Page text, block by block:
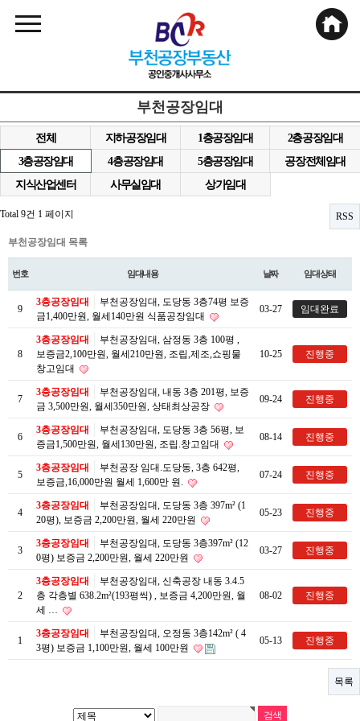
부천공장임대
전체 지하공장임대 1층공장임대
2층공장임대
3층공장임대
4층공장임대 5층공장임대
공장전체임대
지식산업센터
사무실임대 상가임대
Total 9건 1 페이지 RSS
부천공장임대 목록
번호 임대내용 날짜 임대상태
9
3층공장임대
부천공장임대, 도당동 3층74평 보증
금1,400만원, 월세140만원 식품공장임대
03-27 임대완료
8
3층공장임대
부천공장임대, 삼정동 3층 100평 ,
보증금2,100만원, 월세210만원, 조립,제조,쇼핑물
창고임대
10-25 진행중
7
3층공장임대
부천공장임대, 내동 3층 201평, 보증
금 3,500만원, 월세350만원, 상태최상공장
09-24 진행중
6
3층공장임대
부천공장임대, 도당동 3층 56평, 보
증금1,500만원, 월세130만원, 조립.창고임대
08-14 진행중
5
3층공장임대
부천공장 임대.도당동, 3층 642평,
보증금,16,000만원 월세 1,600만 원.
07-24 진행중
4
3층공장임대
부천공장임대, 도당동 3층 397m² (1
20평), 보증금 2,200만원, 월세 220만원
05-23 진행중
3
3층공장임대
부천공장임대, 도당동 3층397m² (12
0평) 보증금 2,200만원, 월세 220만원
03-27 진행중
2
3층공장임대
부천공장임대, 신축공장 내동 3.4.5
층 각층별 638.2m²(193평씩) , 보증금 4,200만원, 월
세 …
08-02 진행중
1
3층공장임대
부천공장임대, 오정동 3층142m² ( 4
3평) 보증금 1,100만원, 월세 100만원
05-13 진행중
목록